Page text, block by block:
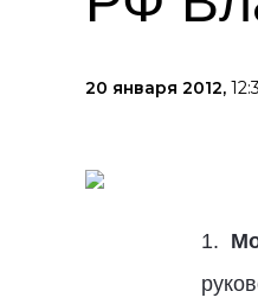
20 января 2012,
1.